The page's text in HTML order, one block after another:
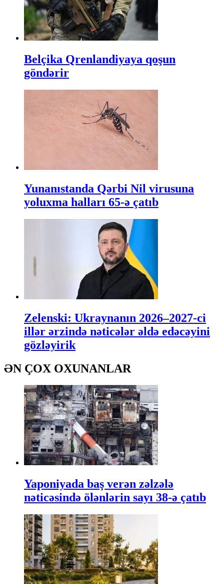
Belçika Qrenlandiyaya qoşun
göndərir
Yunanıstanda Qərbi Nil virusuna
yoluxma halları 65-ə çatıb
Zelenski: Ukraynanın 2026–2027-ci
illər ərzində nəticələr əldə edəcəyini
gözləyirik
ƏN ÇOX OXUNANLAR
Yaponiyada baş verən zəlzələ
nəticəsində ölənlərin sayı 38-ə çatıb